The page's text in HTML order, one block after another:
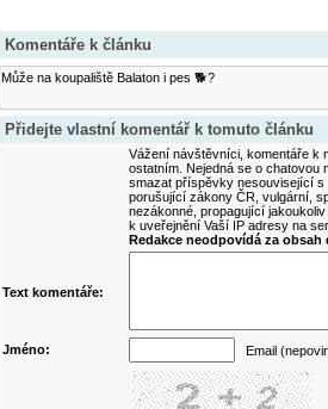
Komentáře k článku
Může na koupaliště Balaton i pes 🐕?
Přidejte vlastní komentář k tomuto článku
Vážení návštěvníci, komentáře k
ostatním. Nejedná se o
smazat příspěvky nesouvisející
porušující zákony ČR, vulgární,
nezákonné, propagující
k uveřejnění Vaší IP adresy na
Redakce neodpovídá za
Text komentáře:
Jméno: Email